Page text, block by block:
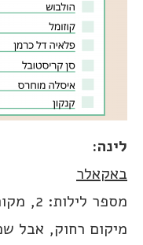
לינה:
באקאלר
מספר לילות: 2, מקום לינה: Hostel K’uyche’
מיקום רחוק, אבל